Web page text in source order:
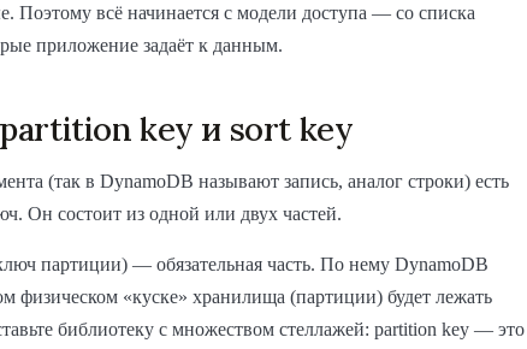
Поэтому всё начинается с модели доступа — со списка
приложение задаёт к данным.
key и sort key
(так в DynamoDB называют запись, аналог строки) есть
Он состоит из одной или двух частей.
партиции) — обязательная часть. По нему DynamoDB
физическом «куске» хранилища (партиции) будет лежать
библиотеку с множеством стеллажей: partition key — это